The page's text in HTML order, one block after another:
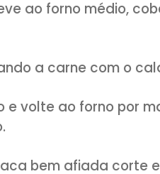
de trigo
o alecrim, a